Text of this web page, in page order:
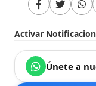
Activar
Únete a